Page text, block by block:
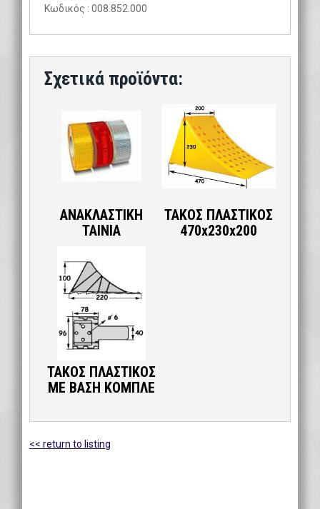
Κωδικός : 008.852.000
ΑΝΑΚΛΑΣΤΙΚΗ
ΤΑΙΝΙΑ
ΤΑΚΟΣ ΠΛΑΣΤΙΚΟΣ
470x230x200
ΤΑΚΟΣ ΠΛΑΣΤΙΚΟΣ
ΜΕ ΒΑΣΗ ΚΟΜΠΛΕ
<< return to listing